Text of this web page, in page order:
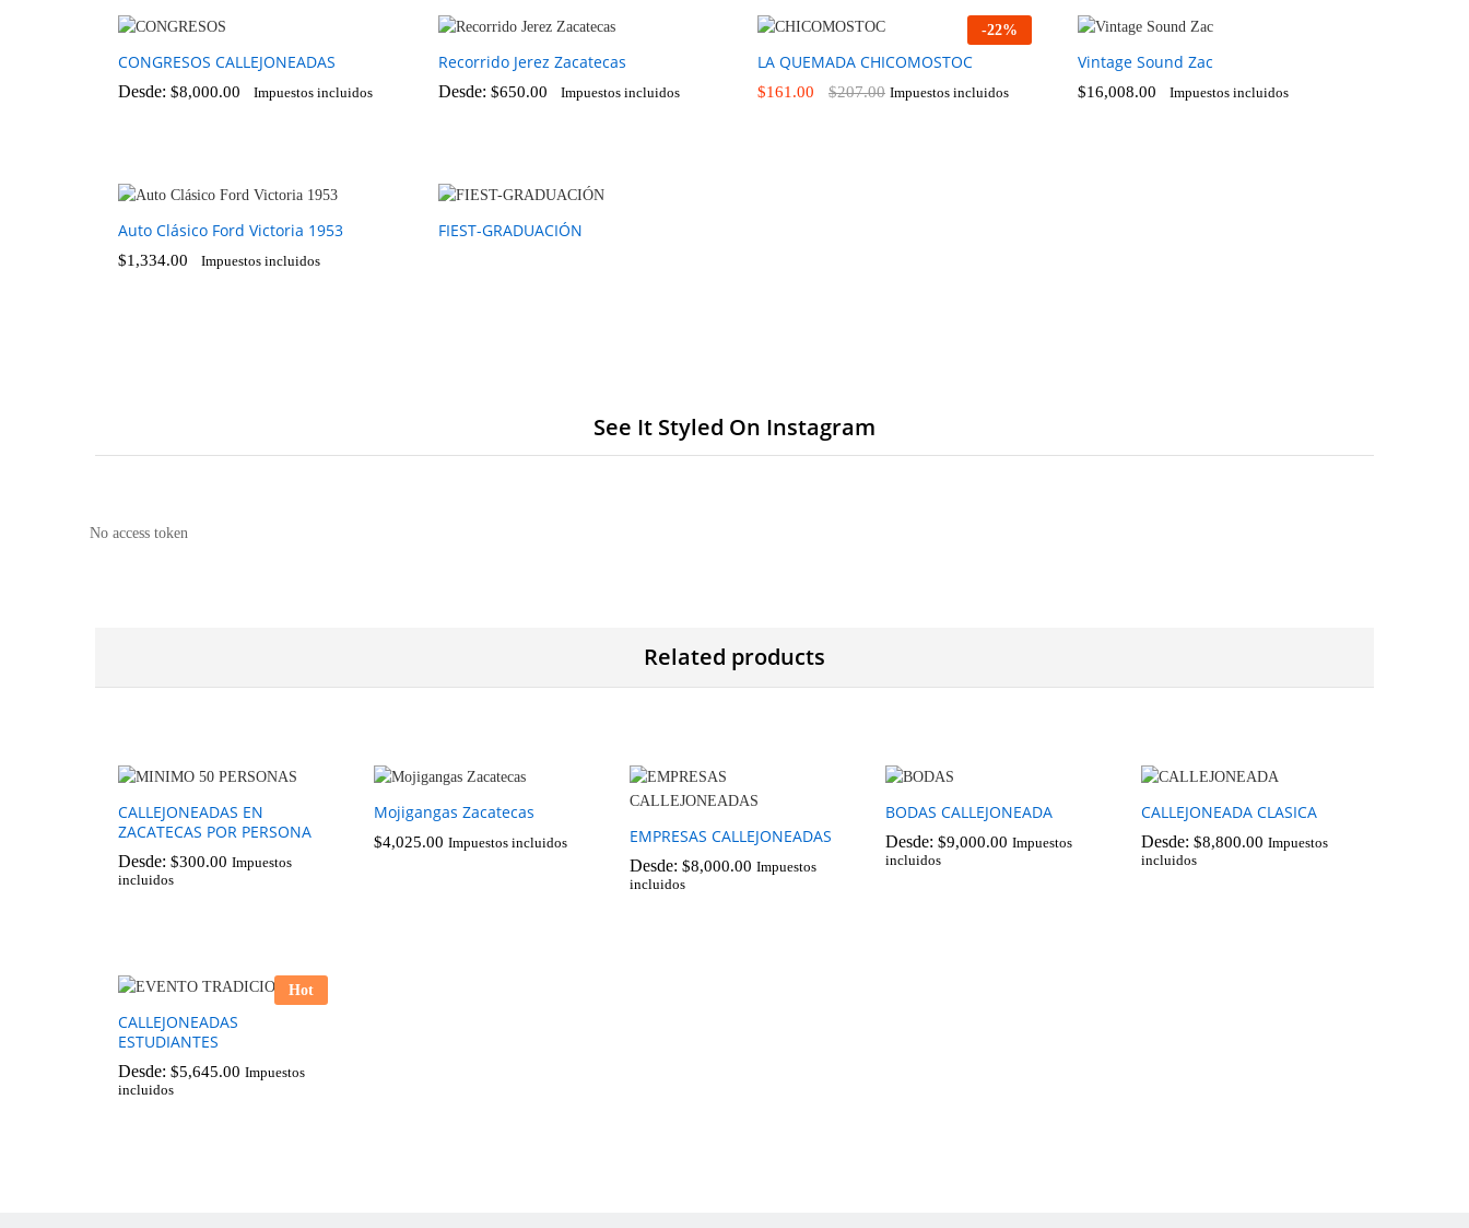
CONGRESOS CALLEJONEADAS
Desde: $8,000.00 Impuestos incluidos
Recorrido Jerez Zacatecas
Desde: $650.00 Impuestos incluidos
-22%
LA QUEMADA CHICOMOSTOC
$161.00 $207.00 Impuestos incluidos
Vintage Sound Zac
$16,008.00 Impuestos incluidos
Auto Clásico Ford Victoria 1953
$1,334.00 Impuestos incluidos
FIEST-GRADUACIÓN
See It Styled On Instagram
No access token
Related products
CALLEJONEADAS EN
ZACATECAS POR PERSONA
Desde: $300.00 Impuestos
incluidos
Mojigangas Zacatecas
$4,025.00 Impuestos incluidos EMPRESAS CALLEJONEADAS
Desde: $8,000.00 Impuestos
incluidos
BODAS CALLEJONEADA
Desde: $9,000.00 Impuestos
incluidos
CALLEJONEADA CLASICA
Desde: $8,800.00 Impuestos
incluidos
Hot
CALLEJONEADAS
ESTUDIANTES
Desde: $5,645.00 Impuestos
incluidos